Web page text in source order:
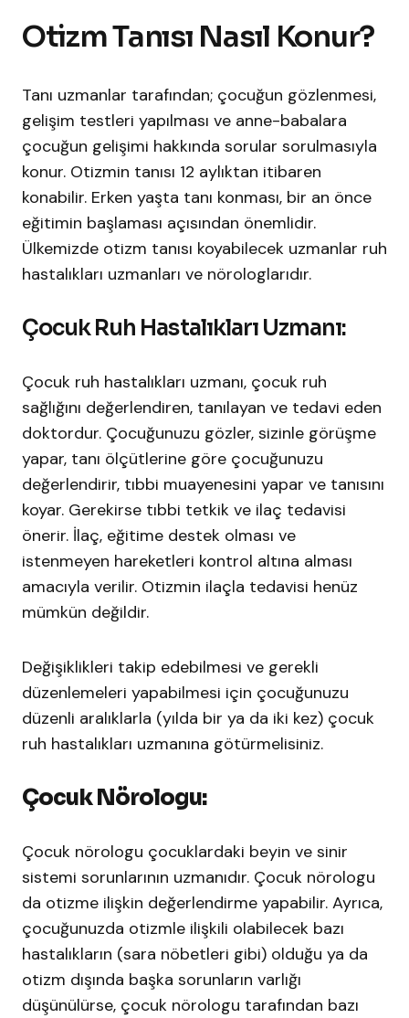
Otizm Tanısı Nasıl Konur?
Tanı uzmanlar tarafından; çocuğun gözlenmesi,
gelişim testleri yapılması ve anne-babalara
çocuğun gelişimi hakkında sorular sorulmasıyla
konur. Otizmin tanısı 12 aylıktan itibaren
konabilir. Erken yaşta tanı konması, bir an önce
eğitimin başlaması açısından önemlidir.
Ülkemizde otizm tanısı koyabilecek uzmanlar ruh
hastalıkları uzmanları ve nörologlarıdır.
Çocuk Ruh Hastalıkları Uzmanı:
Çocuk ruh hastalıkları uzmanı, çocuk ruh
sağlığını değerlendiren, tanılayan ve tedavi eden
doktordur. Çocuğunuzu gözler, sizinle görüşme
yapar, tanı ölçütlerine göre çocuğunuzu
değerlendirir, tıbbi muayenesini yapar ve tanısını
koyar. Gerekirse tıbbi tetkik ve ilaç tedavisi
önerir. İlaç, eğitime destek olması ve
istenmeyen hareketleri kontrol altına alması
amacıyla verilir. Otizmin ilaçla tedavisi henüz
mümkün değildir.
Değişiklikleri takip edebilmesi ve gerekli
düzenlemeleri yapabilmesi için çocuğunuzu
düzenli aralıklarla (yılda bir ya da iki kez) çocuk
ruh hastalıkları uzmanına götürmelisiniz.
Çocuk Nörologu:
Çocuk nörologu çocuklardaki beyin ve sinir
sistemi sorunlarının uzmanıdır. Çocuk nörologu
da otizme ilişkin değerlendirme yapabilir. Ayrıca,
çocuğunuzda otizmle ilişkili olabilecek bazı
hastalıkların (sara nöbetleri gibi) olduğu ya da
otizm dışında başka sorunların varlığı
düşünülürse, çocuk nörologu tarafından bazı